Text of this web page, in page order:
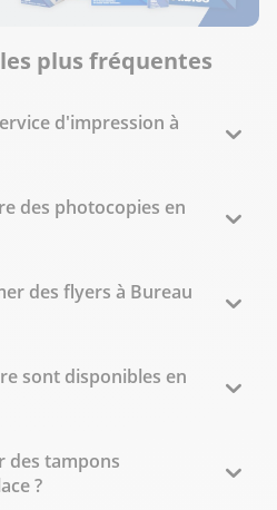
plus fréquentes
d'impression à
des photocopies en
des flyers à Bureau
sont disponibles en
des tampons
?